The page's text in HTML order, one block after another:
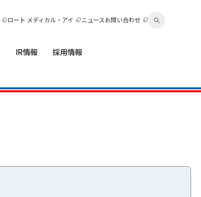
ロート メディカル・アイ ニュースお問い合わせ
IR情報 採用情報